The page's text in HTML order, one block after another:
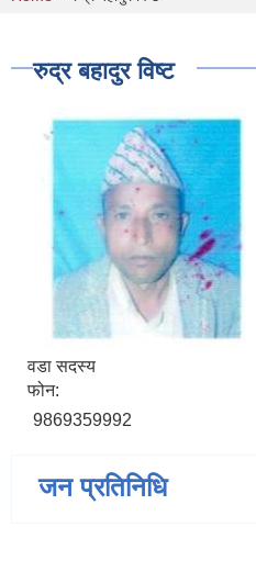
रुद्र बहादुर विष्ट
वडा सदस्य
फोन:
9869359992
जन प्रतिनिधि